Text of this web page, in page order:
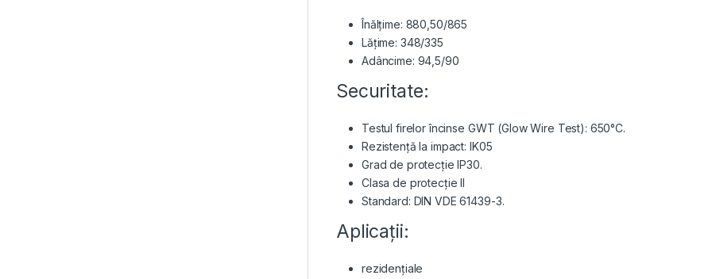
Înălțime: 880,50/865
Lățime: 348/335
Adâncime: 94,5/90
Securitate:
Testul firelor încinse GWT (Glow Wire Test): 650°C.
Rezistență la impact: IK05
Grad de protecție IP30.
Clasa de protecție II
Standard: DIN VDE 61439-3.
Aplicații:
rezidențiale